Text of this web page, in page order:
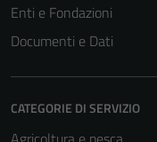
Enti e Fondazioni
Documenti e Dati
CATEGORIE DI SERVIZIO